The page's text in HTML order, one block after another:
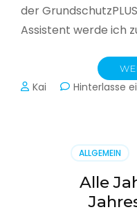
der
Assistent werde ich
Kai Hinterlasse
ALLGEMEIN
Alle